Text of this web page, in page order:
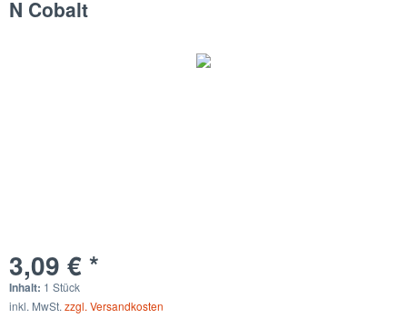
N Cobalt
3,09 € *
Inhalt: 1 Stück
inkl. MwSt. zzgl. Versandkosten